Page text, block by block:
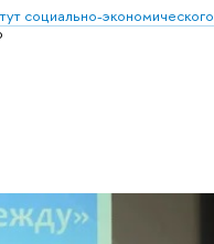
социально-экономического